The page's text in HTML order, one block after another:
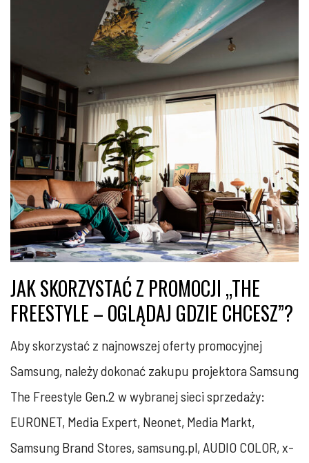
JAK SKORZYSTAĆ Z PROMOCJI „THE
FREESTYLE – OGLĄDAJ GDZIE CHCESZ”?‎
Aby skorzystać z najnowszej oferty promocyjnej
Samsung, należy dokonać zakupu ‎projektora Samsung
The Freestyle Gen.2 w wybranej sieci sprzedaży:
EURONET, Media ‎Expert, Neonet, Media Markt,
Samsung Brand Stores, samsung.pl, AUDIO COLOR, x-